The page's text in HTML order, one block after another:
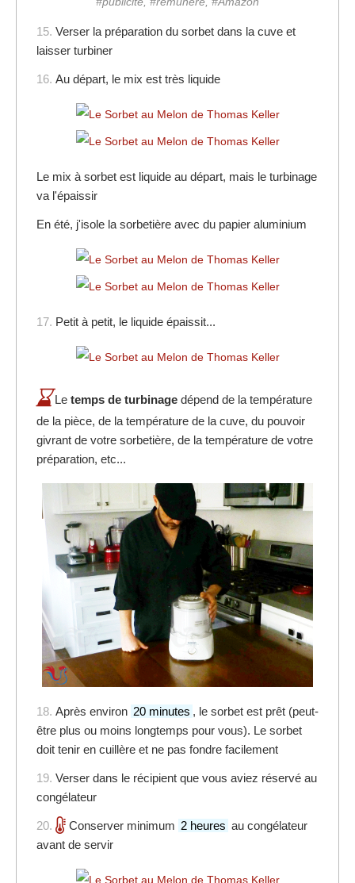
15. Verser la préparation du sorbet dans la cuve et
laisser turbiner
16. Au départ, le mix est très liquide
Le mix à sorbet est liquide au départ, mais le turbinage
va l'épaissir
En été, j'isole la sorbetière avec du papier aluminium
17. Petit à petit, le liquide épaissit...
Le temps de turbinage dépend de la température
de la pièce, de la température de la cuve, du pouvoir
givrant de votre sorbetière, de la température de votre
préparation, etc...
18. Après environ 20 minutes , le sorbet est prêt (peut-
être plus ou moins longtemps pour vous). Le sorbet
doit tenir en cuillère et ne pas fondre facilement
19. Verser dans le récipient que vous aviez réservé au
congélateur
20. Conserver minimum 2 heures au congélateur
avant de servir